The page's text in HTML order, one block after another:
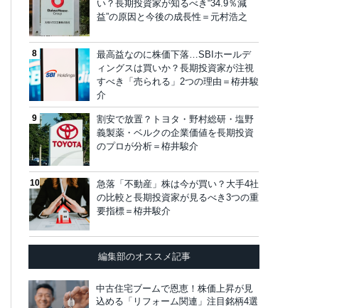
い？長期投資家が知るべき“34.9％減
益”の原因と今後の成長性＝元村浩之
最高益なのに株価下落…SBIホールデ
ィングスは買いか？長期投資家が注視
すべき「売られる」2つの理由＝栫井駿
介
割安で放置？トヨタ・野村総研・塩野
義製薬・ベルクの企業価値を長期投資
のプロが分析＝栫井駿介
急落「不動産」株は今が買い？大手4社
の比較と長期投資家が見るべき3つの重
要指標＝栫井駿介
編集部のオススメ記事
中古住宅ブームで恩恵！株価上昇が見
込める「リフォーム関連」注目銘柄4選